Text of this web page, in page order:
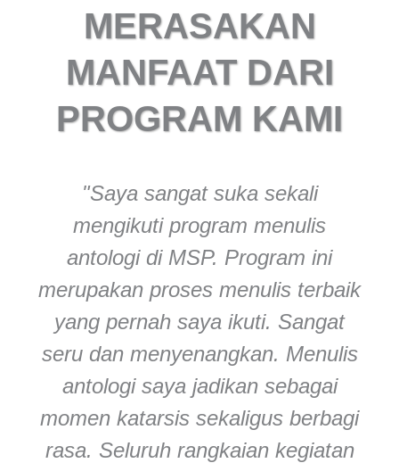
MERASAKAN
MANFAAT DARI
PROGRAM KAMI
"Saya sangat suka sekali
mengikuti program menulis
antologi di MSP. Program ini
merupakan proses menulis terbaik
yang pernah saya ikuti. Sangat
seru dan menyenangkan. Menulis
antologi saya jadikan sebagai
momen katarsis sekaligus berbagi
rasa. Seluruh rangkaian kegiatan